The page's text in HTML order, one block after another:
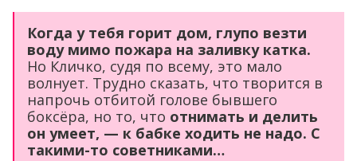
Когда у тебя горит дом, глупо везти
воду мимо пожара на заливку катка.
Но Кличко, судя по всему, это мало
волнует. Трудно сказать, что творится в
напрочь отбитой голове бывшего
боксёра, но то, что отнимать и делить
он умеет, — к бабке ходить не надо. С
такими-то советниками…